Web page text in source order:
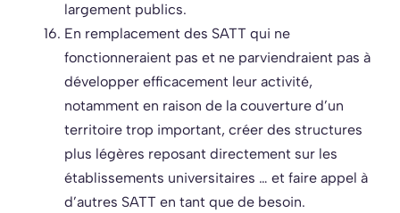
largement publics.
En remplacement des SATT qui ne
fonctionneraient pas et ne parviendraient pas à
développer efficacement leur activité,
notamment en raison de la couverture d’un
territoire trop important, créer des structures
plus légères reposant directement sur les
établissements universitaires … et faire appel à
d’autres SATT en tant que de besoin.